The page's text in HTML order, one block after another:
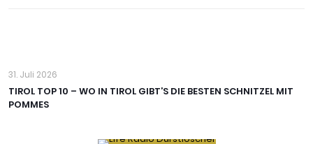
31. Juli 2026
TIROL TOP 10 – WO IN TIROL GIBT’S DIE BESTEN SCHNITZEL MIT
POMMES